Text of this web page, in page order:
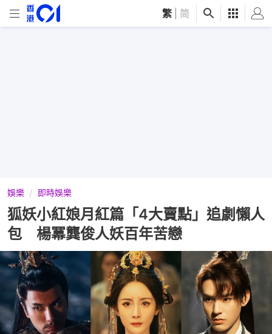
繁 简
娛樂 即時娛樂
狐妖小紅娘月紅篇「4大賣點」追劇懶人
包 楊冪龔俊人妖百年苦戀